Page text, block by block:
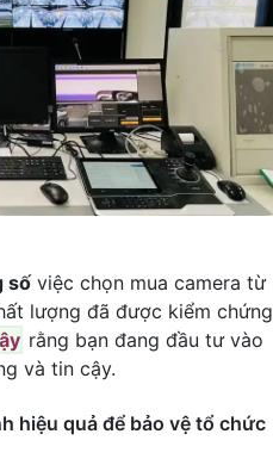
sốviệc chọn mua camera từ
lượng đã được kiểm chứng
rằng bạn đang đầu tư vào
và tin cậy.
hiệu quả để bảo vệ tổ chức